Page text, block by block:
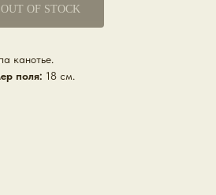
OUT OF STOCK
канотье.
поля: 18 см.